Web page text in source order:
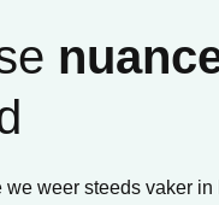
weer steeds vaker